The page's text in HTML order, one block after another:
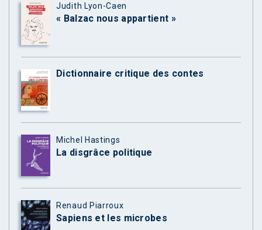
Judith Lyon-Caen
« Balzac nous appartient »
Dictionnaire critique des contes
Michel Hastings
La disgrâce politique
Renaud Piarroux
Sapiens et les microbes